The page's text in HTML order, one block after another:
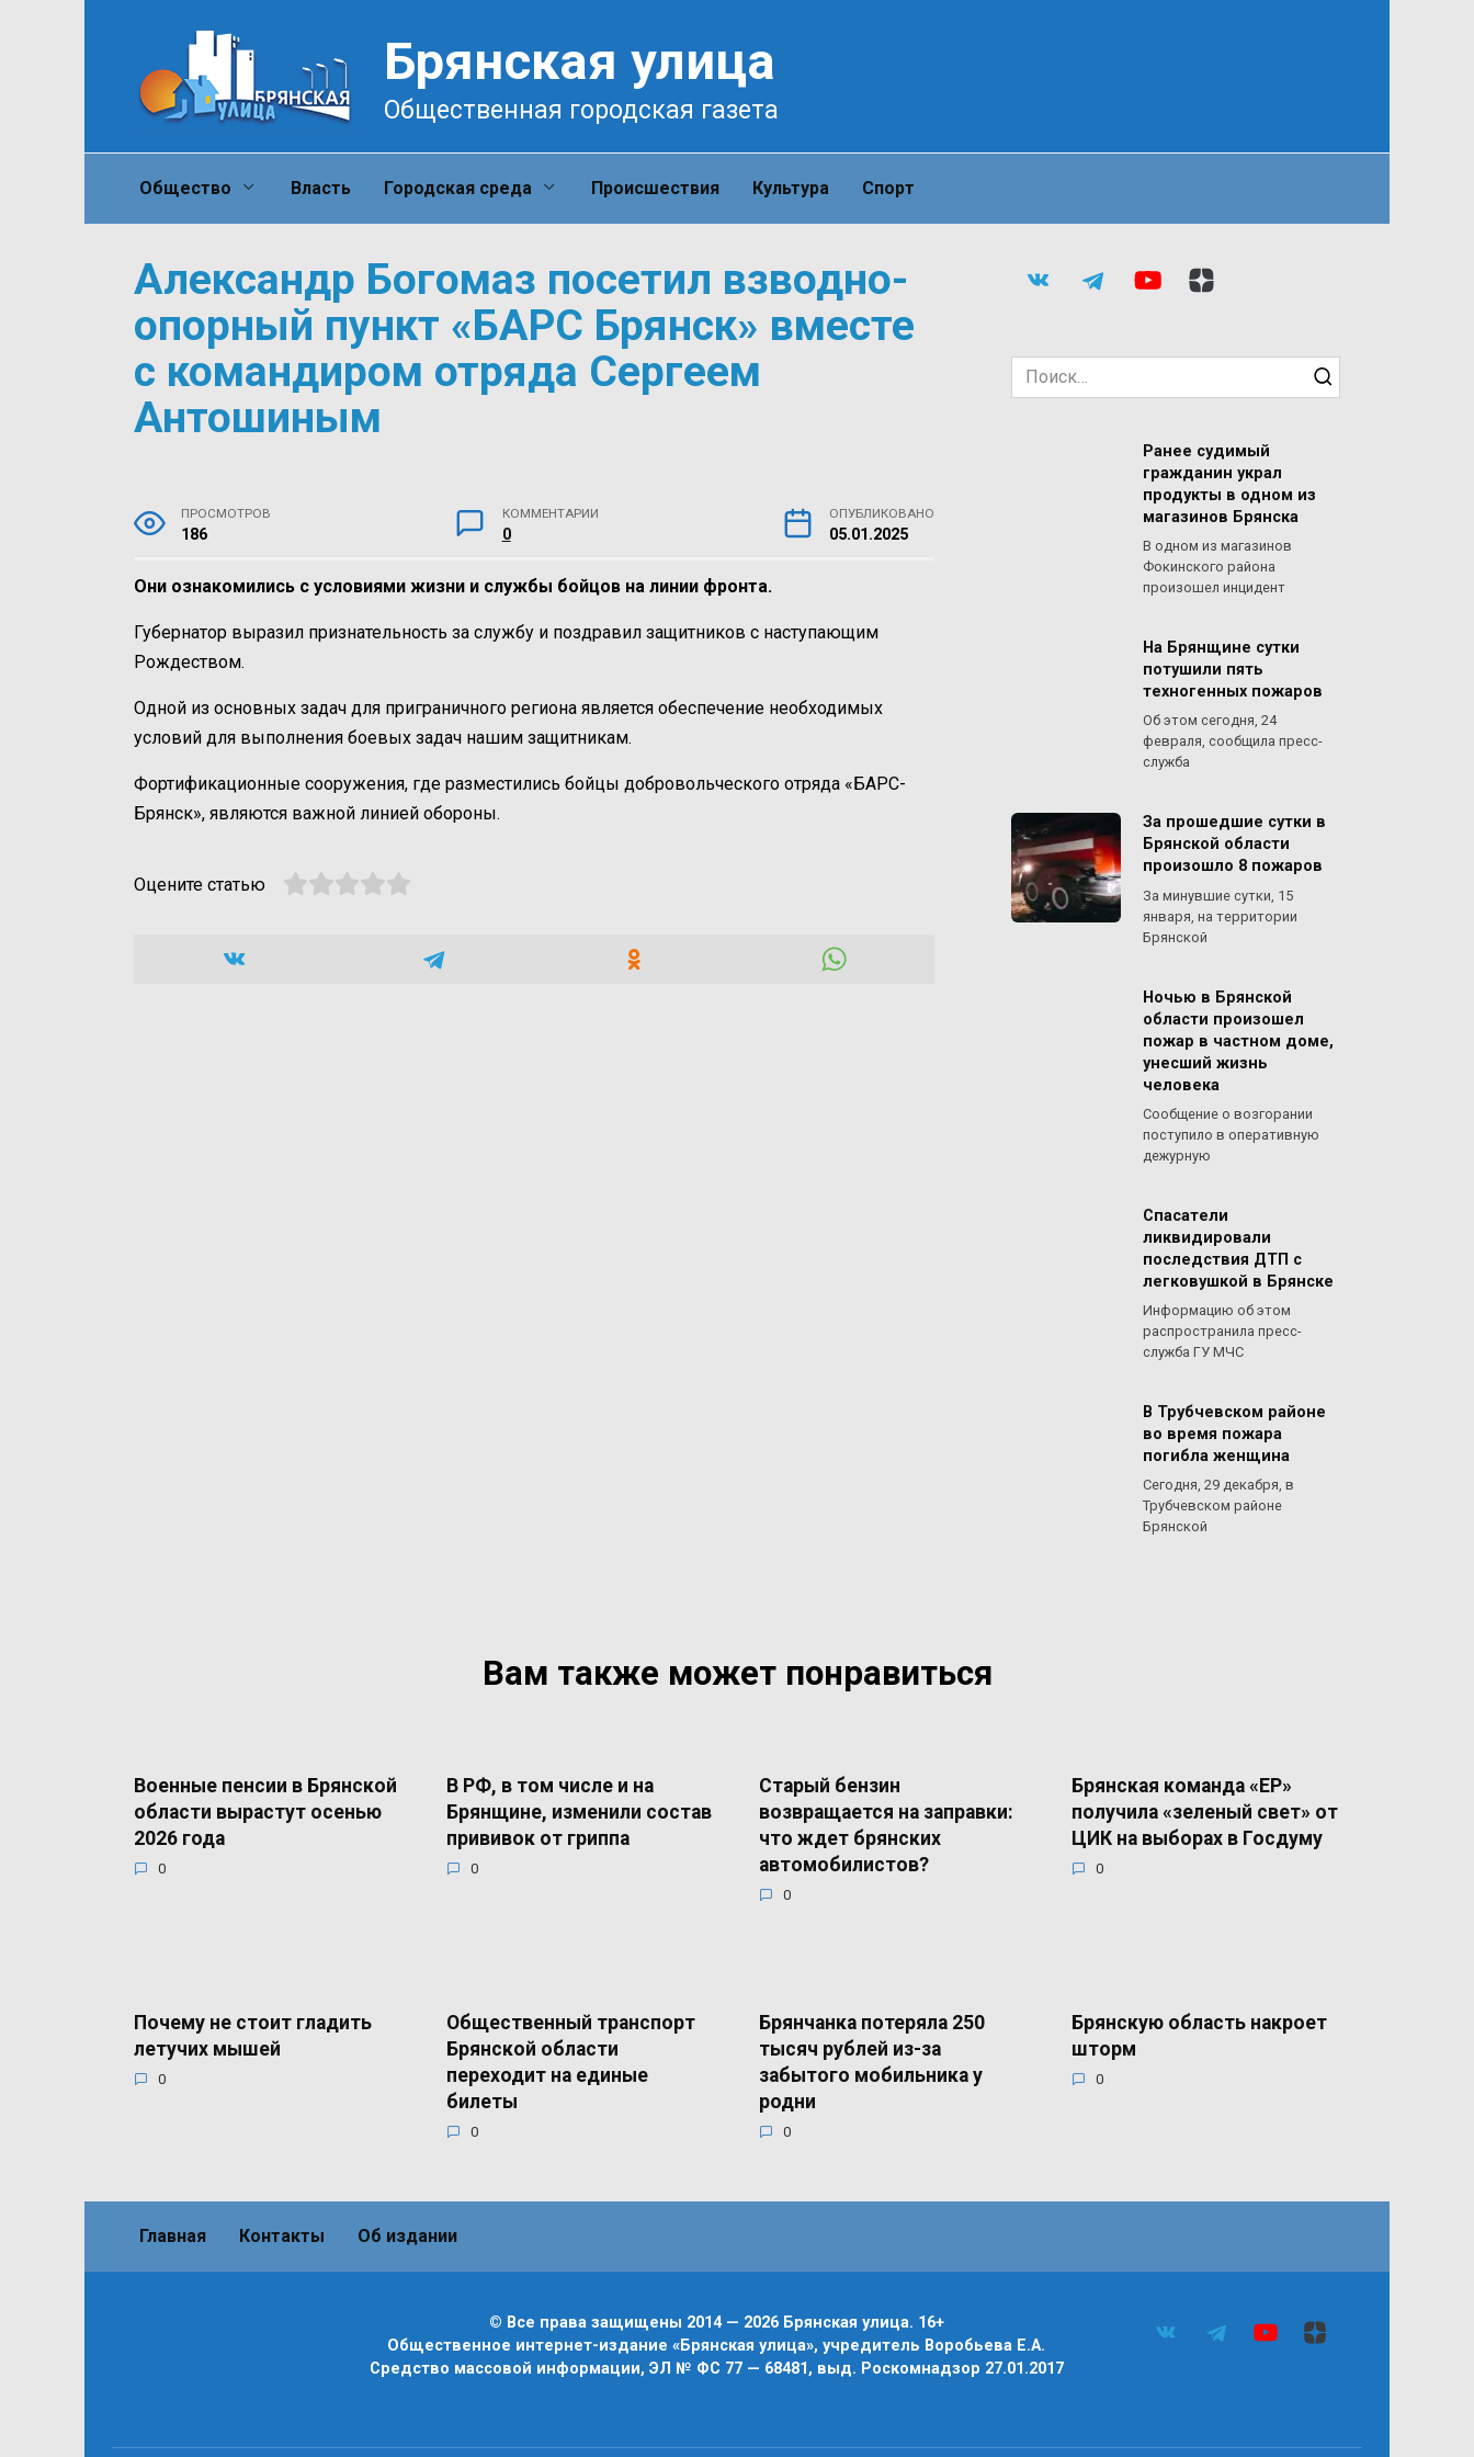
Брянская улица
Общественная городская газета
Общество Власть Городская среда Происшествия Культура Спорт
Александр Богомаз посетил взводно-
опорный пункт «БАРС Брянск» вместе
с командиром отряда Сергеем
Антошиным
ПРОСМОТРОВ
186
КОММЕНТАРИИ
0
ОПУБЛИКОВАНО
05.01.2025
Они ознакомились с условиями жизни и службы бойцов на линии фронта.
Губернатор выразил признательность за службу и поздравил защитников с наступающим
Рождеством.
Одной из основных задач для приграничного региона является обеспечение необходимых
условий для выполнения боевых задач нашим защитникам.
Фортификационные сооружения, где разместились бойцы добровольческого отряда «БАРС-
Брянск», являются важной линией обороны.
Оцените статью
Search
for:
Ранее судимый
гражданин украл
продукты в одном из
магазинов Брянска
В одном из магазинов
Фокинского района
произошел инцидент
На Брянщине сутки
потушили пять
техногенных пожаров
Об этом сегодня, 24
февраля, сообщила пресс-
служба
За прошедшие сутки в
Брянской области
произошло 8 пожаров
За минувшие сутки, 15
января, на территории
Брянской
Ночью в Брянской
области произошел
пожар в частном доме,
унесший жизнь
человека
Сообщение о возгорании
поступило в оперативную
дежурную
Спасатели
ликвидировали
последствия ДТП с
легковушкой в Брянске
Информацию об этом
распространила пресс-
служба ГУ МЧС
В Трубчевском районе
во время пожара
погибла женщина
Сегодня, 29 декабря, в
Трубчевском районе
Брянской
Вам также может понравиться
Военные пенсии в Брянской
области вырастут осенью
2026 года
0
В РФ, в том числе и на
Брянщине, изменили состав
прививок от гриппа
0
Старый бензин
возвращается на заправки:
что ждет брянских
автомобилистов?
0
Брянская команда «ЕР»
получила «зеленый свет» от
ЦИК на выборах в Госдуму
0
Почему не стоит гладить
летучих мышей
0
Общественный транспорт
Брянской области
переходит на единые
билеты
0
Брянчанка потеряла 250
тысяч рублей из-за
забытого мобильника у
родни
0
Брянскую область накроет
шторм
0
Главная Контакты Об издании
© Все права защищены 2014 — 2026 Брянская улица. 16+
Общественное интернет-издание «Брянская улица», учредитель Воробьева Е.А.
Средство массовой информации, ЭЛ № ФС 77 — 68481, выд. Роскомнадзор 27.01.2017